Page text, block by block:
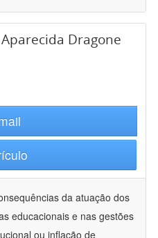
Dragone
da atuação dos
educacionais e nas gestões
ou inflação de